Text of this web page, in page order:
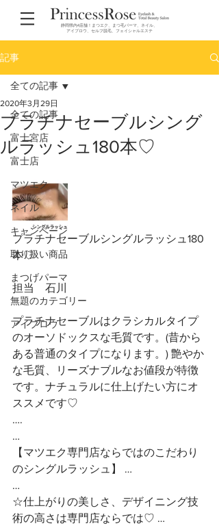
静岡県内4店舗！まつエク、まつ毛パーマ、ネイル、
アイブロウ、セルフ脱毛、フェイシャルエステ
記事
全ての記事
富士宮店
富士店
マツエク
ネイル
キャンペーン
取り扱い商品
まつげパーマ
無題のカテゴリー
アイブロウ
全ての記事
プラチナセーブルシング
ルラッシュ180本♡
2020年3月29日
プラチナセーブルシングルラッシュ180
本♡
担当　石川
プラチナセーブルはクラシカルタイプ
のオーソドックスな毛質です。(昔から
ある普通のタイプになります。) 艶やか
な毛質、リーズナブルなお値段が特徴
です。ナチュラルに仕上げたい方にオ
ススメです♡
….
…
【マツエク専門店ならではのこだわり
のシングルラッシュ】 …
…
☆仕上がりの美しさ、デザイニング技
術の高さは専門店ならでは♡ …